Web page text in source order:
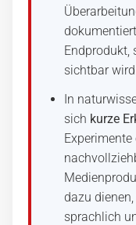
Endprodukt,
sichtbar wird.
In
sich kurze
dazu
sprachlich